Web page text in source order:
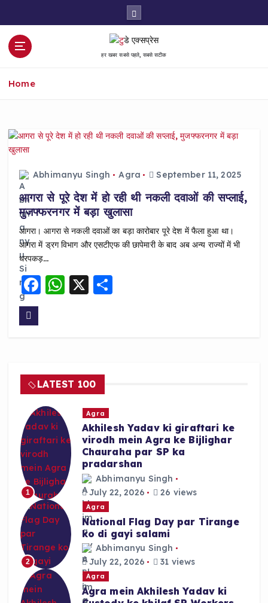
हर खबर सबसे पहले, सबसे सटीक
Home
Abhimanyu Singh Agra September 11, 2025
आगरा से पूरे देश में हो रही थी नकली दवाओं की सप्लाई,
मुजफ्फरनगर में बड़ा खुलासा
आगरा। आगरा से नकली दवाओं का बड़ा कारोबार पूरे देश में फैला हुआ था।
आगरा में ड्रग विभाग और एसटीएफ की छापेमारी के बाद अब अन्य राज्यों में भी
धरपकड़…
F
o
o
k
W
p
p
X S
LATEST 100
1
Agra
Akhilesh Yadav ki giraftari ke
virodh mein Agra ke Bijlighar
Chauraha par SP ka
pradarshan
Abhimanyu Singh
July 22, 2026
26 views
2
Agra
National Flag Day par Tirange
ko di gayi salami
Abhimanyu Singh
July 22, 2026
31 views
Agra
Agra mein Akhilesh Yadav ki